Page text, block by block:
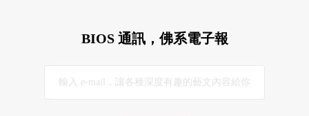
BIOS 通訊，佛系電子報